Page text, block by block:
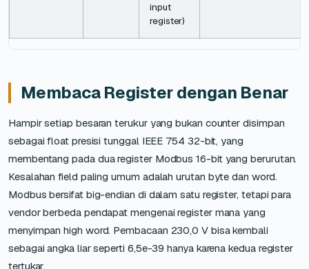
input
register)
Membaca Register dengan Benar
Hampir setiap besaran terukur yang bukan counter disimpan
sebagai float presisi tunggal IEEE 754 32-bit, yang
membentang pada dua register Modbus 16-bit yang berurutan.
Kesalahan field paling umum adalah urutan byte dan word.
Modbus bersifat big-endian di dalam satu register, tetapi para
vendor berbeda pendapat mengenai register mana yang
menyimpan high word. Pembacaan 230,0 V bisa kembali
sebagai angka liar seperti 6,5e-39 hanya karena kedua register
tertukar.